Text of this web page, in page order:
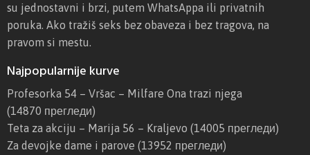
su jednostavni i brzi, putem WhatsAppa ili privatnih
poruka. Ako tražiš seks bez obaveza i bez tragova, na
pravom si mestu.
Najpopularnije kurve
Profesorka 54 – Vršac – Milfare Ona trazi njega
(14870 прегледи)
Teta za akciju – Marija 56 – Kraljevo (14005 прегледи)
Za devojke dame i parove (13952 прегледи)